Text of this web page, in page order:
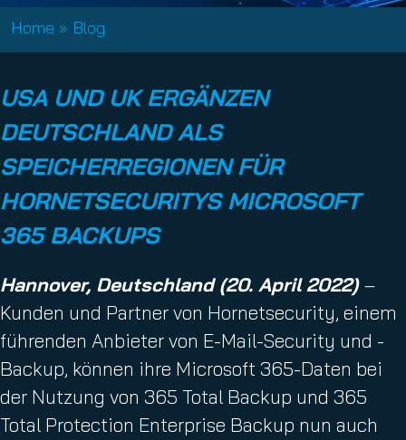
Home » Blog
USA UND UK ERGÄNZEN
DEUTSCHLAND ALS
SPEICHERREGIONEN FÜR
HORNETSECURITYS MICROSOFT
365 BACKUPS
Hannover, Deutschland (20. April 2022)–
Kunden und Partner von Hornetsecurity, einem
führenden Anbieter von E-Mail-Security und -
Backup, können ihre Microsoft 365-Daten bei
der Nutzung von 365 Total Backup und 365
Total Protection Enterprise Backup nun auch